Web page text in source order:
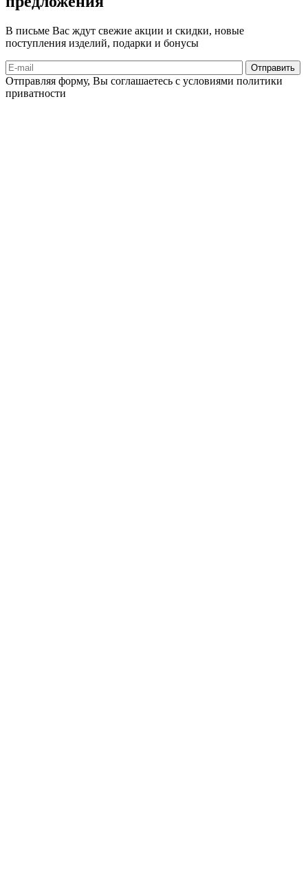
В письме Вас ждут свежие акции и скидки, новые
поступления изделий, подарки и бонусы
Отправляя форму, Вы соглашаетесь с условиями политики
приватности